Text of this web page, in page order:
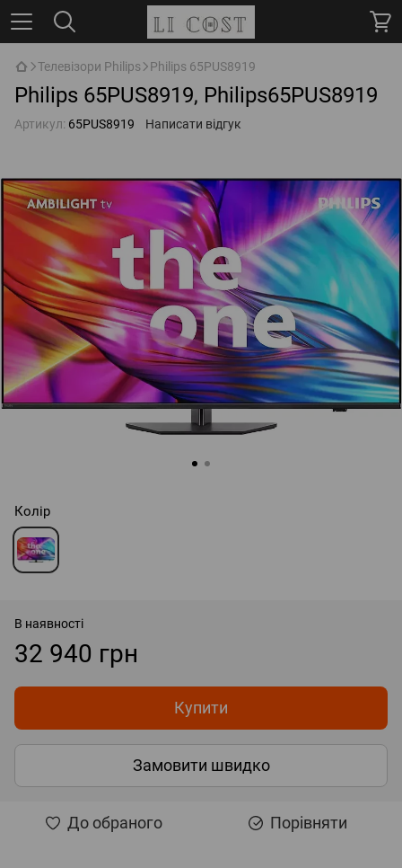
Телевізори Philips Philips 65PUS8919
Philips 65PUS8919, Philips65PUS8919
Артикул: 65PUS8919 Написати відгук
Колір
В наявності
32 940 грн
Купити
Замовити швидко
До обраного Порівняти